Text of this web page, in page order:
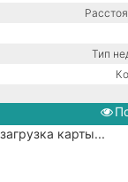
Тип
загрузка карты...